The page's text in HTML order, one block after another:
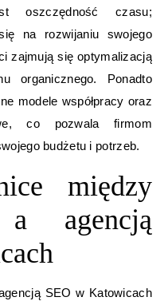
oszczędność czasu;
na rozwijaniu swojego
zajmują się optymalizacją
organicznego. Ponadto
modele współpracy oraz
co pozwala firmom
budżetu i potrzeb.
między
a agencją
SEO w Katowicach